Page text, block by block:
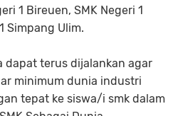
1 Bireuen, SMK Negeri 1
Simpang Ulim.
dapat terus dijalankan agar
minimum dunia industri
tepat ke siswa/i smk dalam